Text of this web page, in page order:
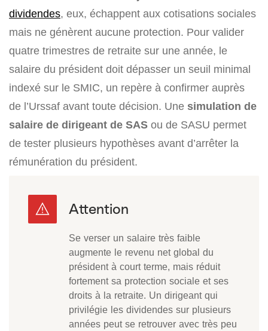
dividendes, eux, échappent aux cotisations sociales
mais ne génèrent aucune protection. Pour valider
quatre trimestres de retraite sur une année, le
salaire du président doit dépasser un seuil minimal
indexé sur le SMIC, un repère à confirmer auprès
de l’Urssaf avant toute décision. Une simulation de
salaire de dirigeant de SAS ou de SASU permet
de tester plusieurs hypothèses avant d’arrêter la
rémunération du président.
Se verser un salaire très faible
augmente le revenu net global du
président à court terme, mais réduit
fortement sa protection sociale et ses
droits à la retraite. Un dirigeant qui
privilégie les dividendes sur plusieurs
années peut se retrouver avec très peu